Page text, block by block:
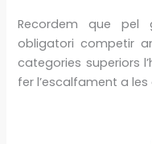
Recordem que
obligatori competir
categories superiors
fer l’escalfament a